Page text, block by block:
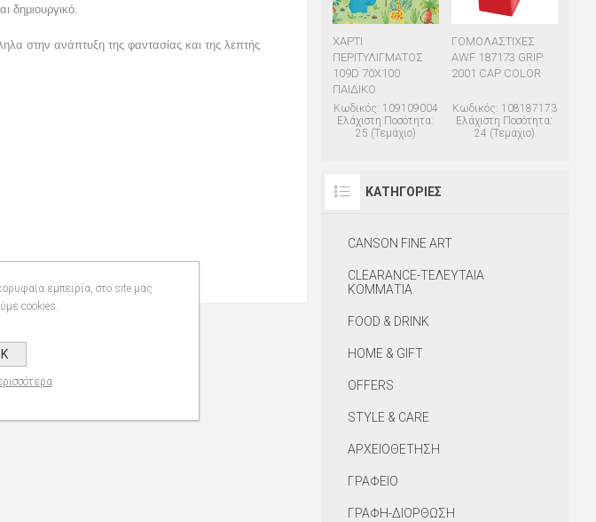
δημιουργικό.
στην ανάπτυξη της φαντασίας και της λεπτής
ΧΑΡΤΙ
ΠΕΡΙΤΥΛΙΓΜΑΤΟΣ
109D 70Χ100
ΠΑΙΔΙΚΟ
Κωδικός: 109109004
Ελάχιστη Ποσότητα:
25 (Τεμάχιο)
ΓΟΜΟΛΑΣΤΙΧΕΣ
AWF 187173 GRIP
2001 CAP COLOR
Κωδικός: 108187173
Ελάχιστη Ποσότητα:
24 (Τεμάχιο)
ΚΑΤΗΓΟΡΊΕΣ
CANSON FINE ART
CLEARANCE-ΤΕΛΕΥΤΑΙΑ
ΚΟΜΜΑΤΙΑ
FOOD & DRINK
HOME & GIFT
OFFERS
STYLE & CARE
ΑΡΧΕΙΟΘΕΤΗΣΗ
ΓΡΑΦΕΙΟ
ΓΡΑΦΗ-ΔΙΟΡΘΩΣΗ
εμπειρία, στο site μας
cookies.